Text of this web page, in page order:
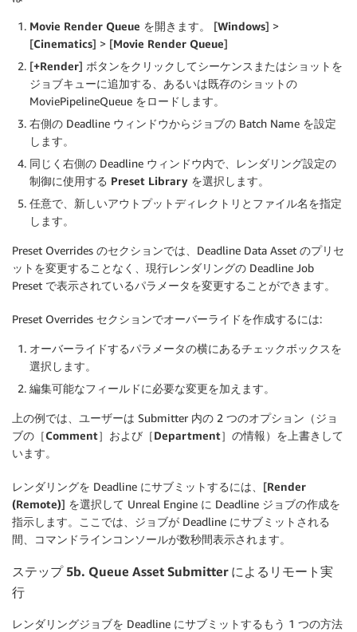
Movie Render Queue を開きます。 [Windows] >
[Cinematics] > [Movie Render Queue]
[+Render] ボタンをクリックしてシーケンスまたはショットを
ジョブキューに追加する、あるいは既存のショットの
MoviePipelineQueue をロードします。
右側の Deadline ウィンドウからジョブの Batch Name を設定
します。
同じく右側の Deadline ウィンドウ内で、レンダリング設定の
制御に使用する Preset Library を選択します。
任意で、新しいアウトプットディレクトリとファイル名を指定
します。
Preset Overrides のセクションでは、Deadline Data Asset のプリセ
ットを変更することなく、現行レンダリングの Deadline Job
Preset で表示されているパラメータを変更することができます。
Preset Overrides セクションでオーバーライドを作成するには:
オーバーライドするパラメータの横にあるチェックボックスを
選択します。
編集可能なフィールドに必要な変更を加えます。
上の例では、ユーザーは Submitter 内の 2 つのオプション（ジョ
ブの［Comment］および［Department］の情報）を上書きして
います。
レンダリングを Deadline にサブミットするには、[Render
(Remote)] を選択して Unreal Engine に Deadline ジョブの作成を
指示します。ここでは、ジョブが Deadline にサブミットされる
間、コマンドラインコンソールが数秒間表示されます。
ステップ 5b. Queue Asset Submitter によるリモート実
行
レンダリングジョブを Deadline にサブミットするもう 1 つの方法